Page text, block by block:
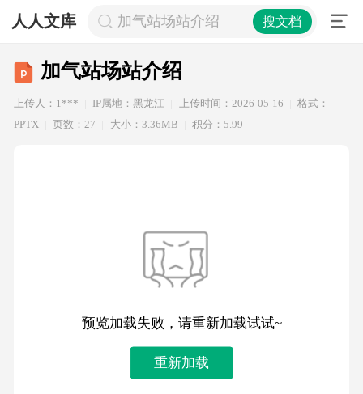
人人文库 加气站场站介绍 搜文档
加气站场站介绍
上传人：1*** IP属地：黑龙江 上传时间：2026-05-16
格式：
PPTX
页数：27 大小：3.36MB 积分：5.99
预览加载失败，请重新加载试试~
重新加载